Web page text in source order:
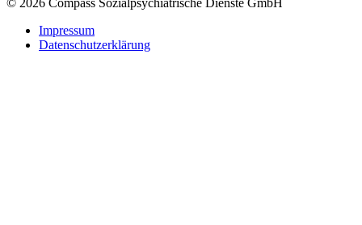
Impressum
Datenschutzerklärung